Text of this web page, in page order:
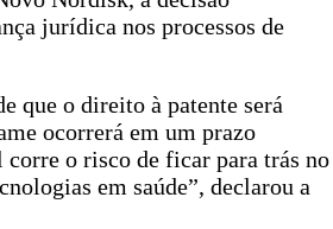
jurídica nos processos de
que o direito à patente será
ocorrerá em um prazo
o risco de ficar para trás no
em saúde”, declarou a